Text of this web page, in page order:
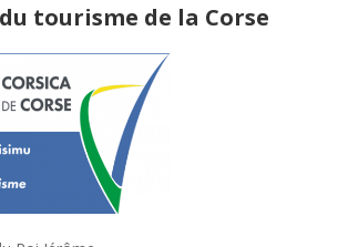
tourisme de la Corse